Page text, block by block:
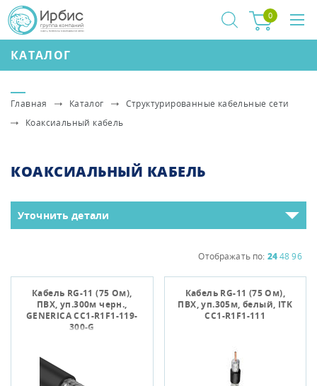
КАТАЛОГ
0
Главная Каталог
Структурированные кабельные сети
Коаксиальный кабель
Уточнить детали
КОАКСИАЛЬНЫЙ КАБЕЛЬ
Отображать по: 2448 96
Кабель RG-11 (75 Ом),
ПВХ, уп.300м черн.,
GENERICA CC1-R1F1-119-
300-G
Кабель RG-11 (75 Ом),
ПВХ, уп.305м, белый, ITK
CC1-R1F1-111